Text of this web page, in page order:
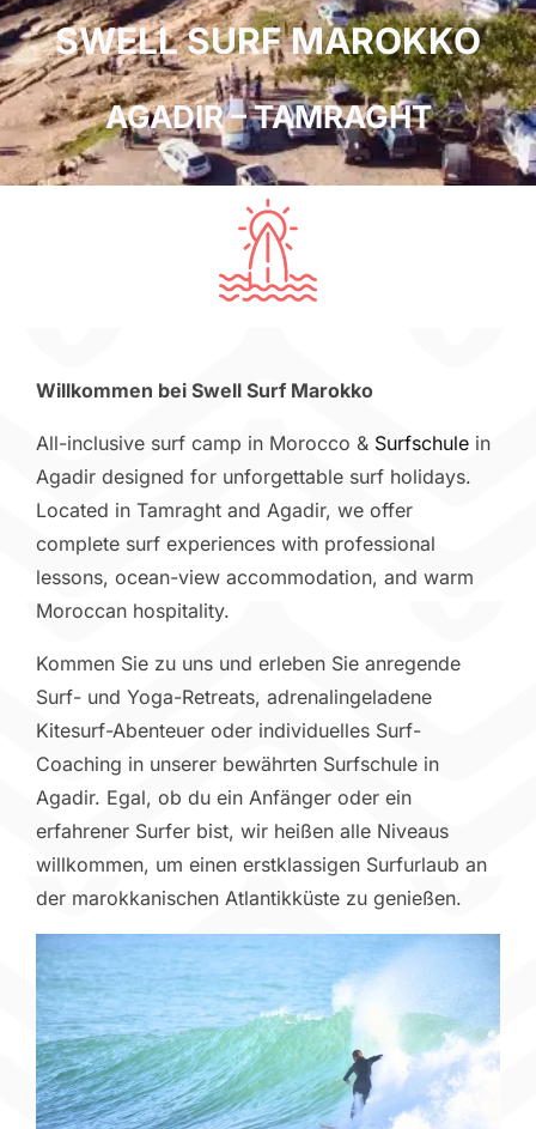
SWELL SURF MAROKKO
AGADIR – TAMRAGHT
Willkommen bei Swell Surf Marokko
All-inclusive surf camp in Morocco & Surfschule in
Agadir designed for unforgettable surf holidays.
Located in Tamraght and Agadir, we offer
complete surf experiences with professional
lessons, ocean-view accommodation, and warm
Moroccan hospitality.
Kommen Sie zu uns und erleben Sie anregende
Surf- und Yoga-Retreats, adrenalingeladene
Kitesurf-Abenteuer oder individuelles Surf-
Coaching in unserer bewährten Surfschule in
Agadir. Egal, ob du ein Anfänger oder ein
erfahrener Surfer bist, wir heißen alle Niveaus
willkommen, um einen erstklassigen Surfurlaub an
der marokkanischen Atlantikküste zu genießen.